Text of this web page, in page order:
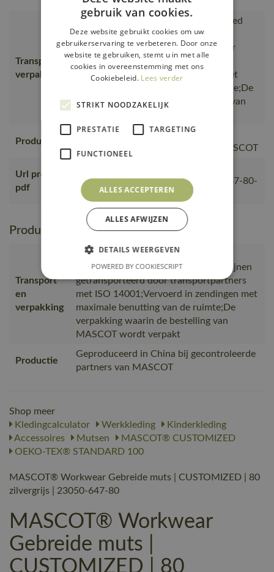
Transport en
verpakking
is gemaakt van of bevat gerecycled
materiaal, Van productie naar
magazijnen getransporteerd door
transportpartners met ISO
14001;Vervoerd in zendingen met
maximale benutting van de ruimte;De
verpakking waarin de bestelling van
Productie
Geproduceerd in China bij
gecontroleerde partners van MASCOT
Url product
pdf
1ccb8.kxcdn.com/pdf/23050-647-80-
nl.pdf
Productie en verpakking
Transport
en
verpakking
is gemaakt van of bevat gerecycled
materiaal, Van productie naar magazijnen
getransporteerd door transportpartners
met ISO 14001;Vervoerd in zendingen met
maximale benutting van de ruimte;De
verpakking waarin de bestelling van
MASCOT wordt verpakt
Productie
Geproduceerd in China bij gecontroleerde
partners van MASCOT
Shop meer
Kledingcalculator
Werkkleding
Kinderkleding
Accessoires
Mutsen
MASCOT® CUSTOMIZED
OEKO-TEX® STANDARD 100
MASCOT® Workwear Gebreide muts | CUSTOMIZED | 80
zilvergrijs | 23050-647-80
MASCOT® Workwear
Gebreide muts |
CUSTOMIZED | 80
gebruik van cookies.
Deze website gebruikt cookies om uw
gebruikerservaring te verbeteren. Door onze
website te gebruiken, stemt u in met alle
cookies in overeenstemming met ons
Cookiebeleid. Lees verder
STRIKT NOODZAKELIJK
PRESTATIE TARGETING
FUNCTIONEEL
ALLES ACCEPTEREN
ALLES AFWIJZEN
DETAILS WEERGEVEN
POWERED BY COOKIESCRIPT